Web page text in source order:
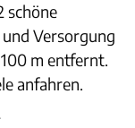
schöne
Versorgung
m entfernt.
anfahren.